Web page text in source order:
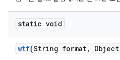
static void
wtf(String format, Object